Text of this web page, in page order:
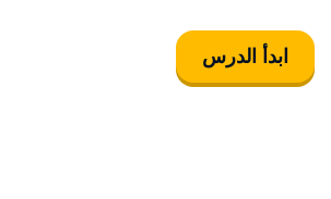
ابدأ الدرس